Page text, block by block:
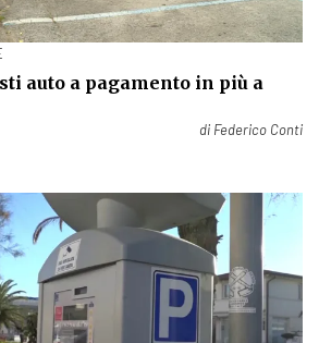
auto a pagamento in più a
di Federico Conti